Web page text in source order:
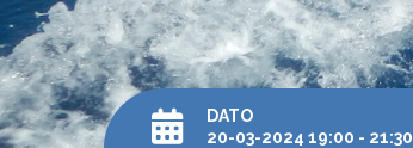
DATO
20-03-2024 19:00 - 21:30